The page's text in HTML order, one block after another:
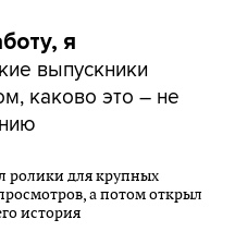
я
выпускники
каково это – не